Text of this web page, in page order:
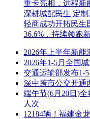
重卡亮相，远程新
深耕城配民生 定
轻商成功开拓民生
36.6%，持续领跑
2026年上半年新能
2026年1-5月全国
交通运输部发布1-
深中跨市公交开通
端午节(6月20日)
人次
12184辆！福建金